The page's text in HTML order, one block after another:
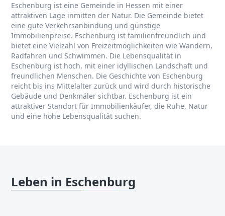
Eschenburg ist eine Gemeinde in Hessen mit einer
attraktiven Lage inmitten der Natur. Die Gemeinde bietet
eine gute Verkehrsanbindung und günstige
Immobilienpreise. Eschenburg ist familienfreundlich und
bietet eine Vielzahl von Freizeitmöglichkeiten wie Wandern,
Radfahren und Schwimmen. Die Lebensqualität in
Eschenburg ist hoch, mit einer idyllischen Landschaft und
freundlichen Menschen. Die Geschichte von Eschenburg
reicht bis ins Mittelalter zurück und wird durch historische
Gebäude und Denkmäler sichtbar. Eschenburg ist ein
attraktiver Standort für Immobilienkäufer, die Ruhe, Natur
und eine hohe Lebensqualität suchen.
Leben in Eschenburg